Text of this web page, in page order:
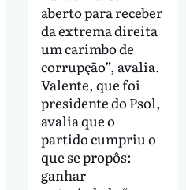
aberto para receber
da extrema direita
um carimbo de
corrupção”, avalia.
Valente, que foi
presidente do Psol,
avalia que o
partido cumpriu o
que se propôs:
ganhar